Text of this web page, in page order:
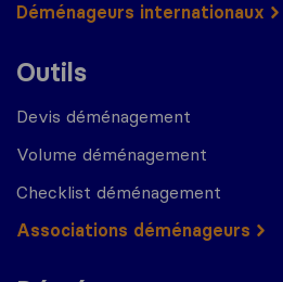
Déménageurs internationaux
Outils
Devis déménagement
Volume déménagement
Checklist déménagement
Associations déménageurs